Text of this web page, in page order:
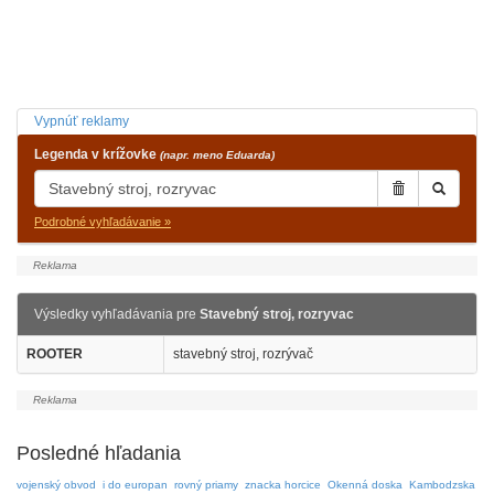
Vypnúť reklamy
Legenda v krížovke (napr. meno Eduarda)
Podrobné vyhľadávanie »
Výsledky vyhľadávania pre Stavebný stroj, rozryvac
ROOTER stavebný stroj, rozrývač
Posledné hľadania
vojenský obvod i do europan rovný priamy znacka horcice Okenná doska Kambodzska